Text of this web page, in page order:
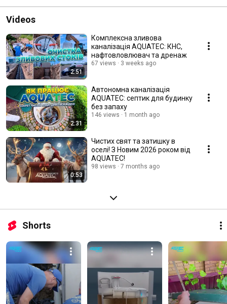
Videos
2:51
Комплексна зливова
каналізація AQUATEC: КНС,
нафтовловлювач та дренаж
67 views 3 weeks ago
2:31
Автономна каналізація
AQUATEC: септик для будинку
без запаху
146 views 1 month ago
0:53
Чистих свят та затишку в
оселі! З Новим 2026 роком від
AQUATEC!
98 views 7 months ago
Shorts